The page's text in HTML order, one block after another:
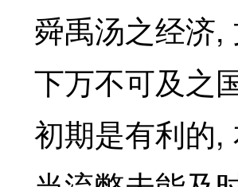
舜禹汤之经济,
下万不可及之
初期是有利的,